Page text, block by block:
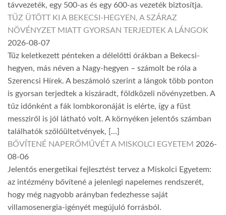
távvezeték, egy 500-as és egy 600-as vezeték biztosítja.
TŰZ ÜTÖTT KI A BEKECSI-HEGYEN, A SZÁRAZ
NÖVÉNYZET MIATT GYORSAN TERJEDTEK A LÁNGOK
2026-08-07
Tűz keletkezett pénteken a délelőtti órákban a Bekecsi-
hegyen, más néven a Nagy-hegyen – számolt be róla a
Szerencsi Hírek. A beszámoló szerint a lángok több ponton
is gyorsan terjedtek a kiszáradt, földközeli növényzetben. A
tűz időnként a fák lombkoronáját is elérte, így a füst
messziről is jól látható volt. A környéken jelentős számban
találhatók szőlőültetvények, […]
BŐVÍTENÉ NAPERŐMŰVÉT A MISKOLCI EGYETEM 2026-
08-06
Jelentős energetikai fejlesztést tervez a Miskolci Egyetem:
az intézmény bővítené a jelenlegi napelemes rendszerét,
hogy még nagyobb arányban fedezhesse saját
villamosenergia-igényét megújuló forrásból.